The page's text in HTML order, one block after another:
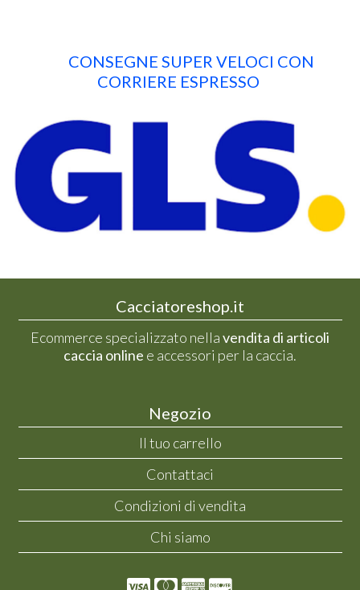
CONSEGNE SUPER VELOCI CON
CORRIERE ESPRESSO
Cacciatoreshop.it
Ecommerce specializzato nellavendita di articoli
caccia online e accessori per la caccia.
Negozio
Il tuo carrello
Contattaci
Condizioni di vendita
Chi siamo